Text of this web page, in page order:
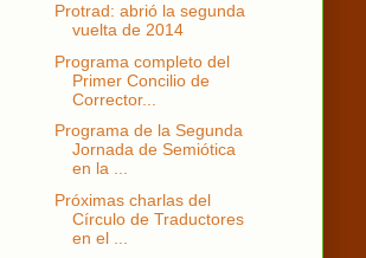
Protrad: abrió la segunda
vuelta de 2014
Programa completo del
Primer Concilio de
Corrector...
Programa de la Segunda
Jornada de Semiótica
en la ...
Próximas charlas del
Círculo de Traductores
en el ...